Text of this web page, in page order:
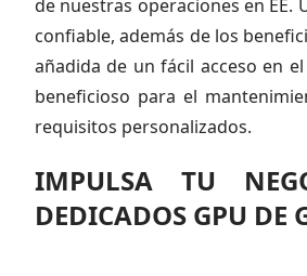
de nuestras operaciones en EE.
confiable, además de los
añadida de un fácil acceso en
beneficioso para el
requisitos personalizados.
IMPULSA TU
DEDICADOS GPU DE